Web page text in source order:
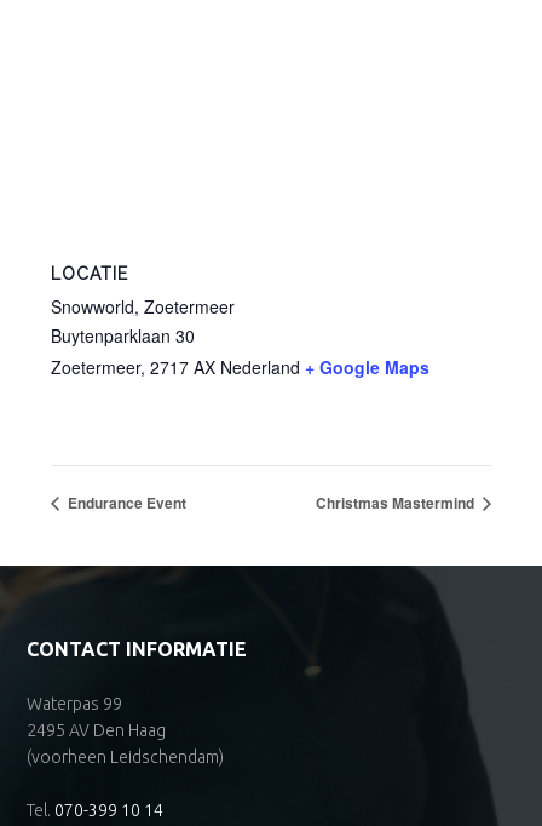
LOCATIE
Snowworld, Zoetermeer
Buytenparklaan 30
Zoetermeer, 2717 AX Nederland + Google Maps
Endurance Event Christmas Mastermind
Footer
CONTACT INFORMATIE
Waterpas 99
2495 AV Den Haag
(voorheen Leidschendam)
Tel. 070-399 10 14